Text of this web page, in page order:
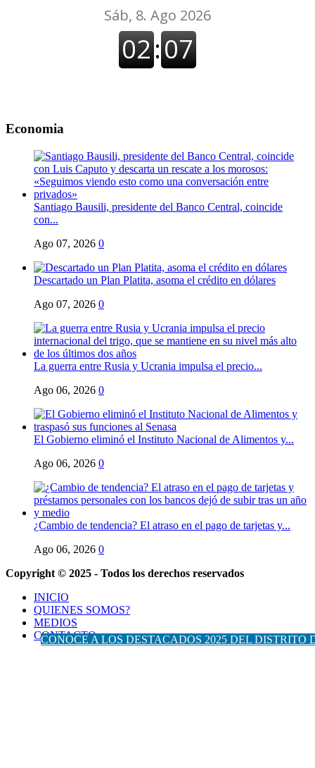
CONOCE A LOS DESTACADOS 2025 DEL DISTRITO
Economia
Santiago Bausili, presidente del Banco Central, coincide
con...
Ago 07, 2026 0
Descartado un Plan Platita, asoma el crédito en dólares
Ago 07, 2026 0
La guerra entre Rusia y Ucrania impulsa el precio...
Ago 06, 2026 0
El Gobierno eliminó el Instituto Nacional de Alimentos y...
Ago 06, 2026 0
¿Cambio de tendencia? El atraso en el pago de tarjetas y...
Ago 06, 2026 0
Copyright © 2025 - Todos los derechos reservados
INICIO
QUIENES SOMOS?
MEDIOS
CONTACTO